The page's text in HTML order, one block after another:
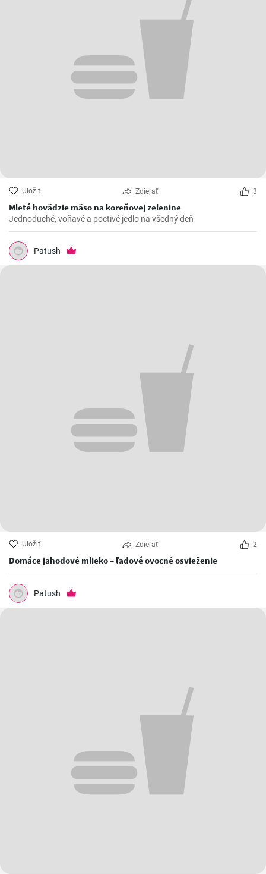
Uložiť Zdieľať 3
Mleté hovädzie mäso na koreňovej zelenine
Jednoduché, voňavé a poctivé jedlo na všedný deň
Patush
Uložiť Zdieľať 2
Domáce jahodové mlieko – ľadové ovocné osvieženie
Patush